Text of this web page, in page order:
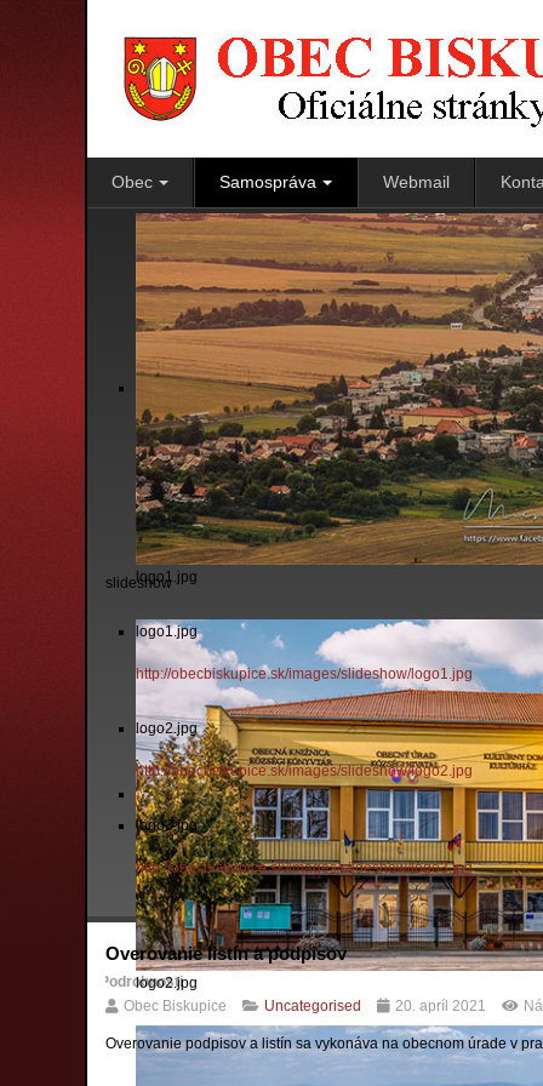
Obec Samospráva Webmail
logo1.jpg
logo2.jpg
slideshow
logo1.jpg
http://obecbiskupice.sk/images/slideshow/logo1.jpg
logo2.jpg
http://obecbiskupice.sk/images/slideshow/logo2.jpg
logo3.jpg
http://obecbiskupice.sk/images/slideshow/logo3.jpg
Overovanie listín a podpisov
Podrobnosti
Obec Biskupice
Uncategorised 20. apríl 2021
Overovanie podpisov a listín sa vykonáva na obecnom úrade v